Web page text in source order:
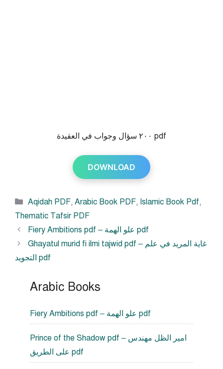
٢٠٠ سؤال وجواب في العقيدة pdf
DOWNLOAD
Categories
Aqidah PDF, Arabic Book PDF, Islamic Book Pdf,
Thematic Tafsir PDF
Fiery Ambitions pdf – علو الهمة pdf
Ghayatul murid fi ilmi tajwid pdf – غاية المريد في علم
التجويد pdf
Arabic Books
Fiery Ambitions pdf – علو الهمة pdf
Prince of the Shadow pdf – امير الظل مهندس
على الطريق pdf